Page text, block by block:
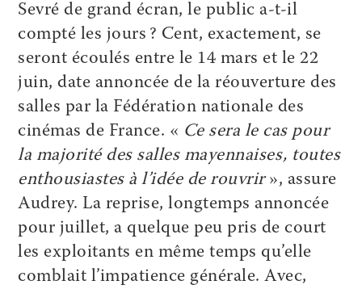
Sevré de grand écran, le public a-t-il
compté les jours ? Cent, exactement, se
seront écoulés entre le 14 mars et le 22
juin, date annoncée de la réouverture des
salles par la Fédération nationale des
cinémas de France. « Ce sera le cas pour
la majorité des salles mayennaises, toutes
enthousiastes à l’idée de rouvrir», assure
Audrey. La reprise, longtemps annoncée
pour juillet, a quelque peu pris de court
les exploitants en même temps qu’elle
comblait l’impatience générale. Avec,